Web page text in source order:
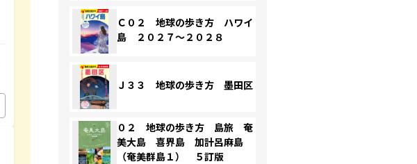
Ｃ０２ 地球の歩き方 ハワイ
島 ２０２７～２０２８
Ｊ３３ 地球の歩き方 墨田区
０２ 地球の歩き方 島旅 奄
美大島 喜界島 加計呂麻島
（奄美群島１） ５訂版